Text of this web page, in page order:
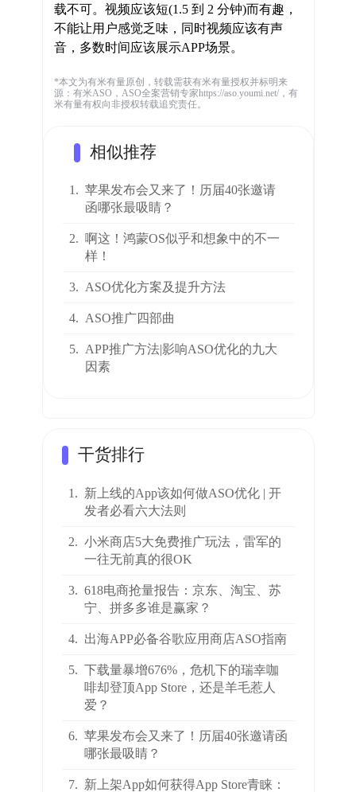
载不可。视频应该短(1.5 到 2 分钟)而有趣，
不能让用户感觉乏味，同时视频应该有声
音，多数时间应该展示APP场景。
*本文为有米有量原创，转载需获有米有量授权并标明来
源：有米ASO，ASO全案营销专家https://aso.youmi.net/，有
米有量有权向非授权转载追究责任。
相似推荐
1. 苹果发布会又来了！历届40张邀请
函哪张最吸睛？
2. 啊这！鸿蒙OS似乎和想象中的不一
样！
3. ASO优化方案及提升方法
4. ASO推广四部曲
5. APP推广方法|影响ASO优化的九大
因素
干货排行
1. 新上线的App该如何做ASO优化 | 开
发者必看六大法则
2. 小米商店5大免费推广玩法，雷军的
一往无前真的很OK
3. 618电商抢量报告：京东、淘宝、苏
宁、拼多多谁是赢家？
4. 出海APP必备谷歌应用商店ASO指南
5. 下载量暴增676%，危机下的瑞幸咖
啡却登顶App Store，还是羊毛惹人
爱？
6. 苹果发布会又来了！历届40张邀请函
哪张最吸睛？
7. 新上架App如何获得App Store青睐：